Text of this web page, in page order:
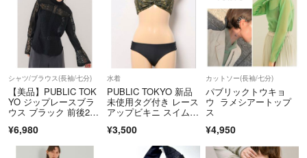
スケープ）によって運営されています。
株式会社モードスケープ
▼適格請求書発行事業者登録番号
T3011001053454
▼特商法
https://fril.jp/ts/official/law/dsc/
▼返品特約
https://fril.jp/ts/official/law/dsc/#return_policy
シャツ/ブラウス(長袖/七分)
【美品】PUBLIC TOK
YO ジップレースブラ
ウス ブラック 前後2wa
¥6,980
水着
PUBLIC TOKYO 新品
未使用タグ付き レース
アップビキニ スイムウ
¥3,500
カットソー(長袖/七分)
パブリックトウキョ
ウ ラメシアートップ
ス
¥4,950